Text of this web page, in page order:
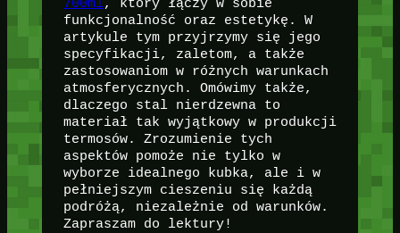
700ml, który łączy w sobie
funkcjonalność oraz estetykę. W
artykule tym przyjrzymy się jego
specyfikacji, zaletom, a także
zastosowaniom w różnych warunkach
atmosferycznych. Omówimy także,
dlaczego stal nierdzewna to
materiał tak wyjątkowy w produkcji
termosów. Zrozumienie tych
aspektów pomoże nie tylko w
wyborze idealnego kubka, ale i w
pełniejszym cieszeniu się każdą
podróżą, niezależnie od warunków.
Zapraszam do lektury!